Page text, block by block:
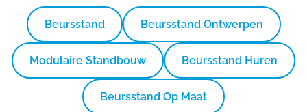
Beursstand Beursstand Ontwerpen
Modulaire Standbouw Beursstand Huren
Beursstand Op Maat